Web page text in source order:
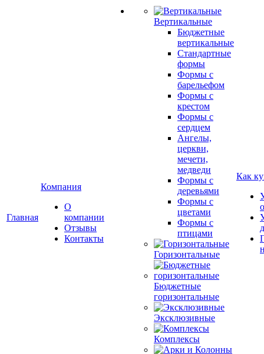
Главная
Компания
О
компании
Отзывы
Контакты
Вертикальные
Бюджетные
вертикальные
Стандартные
формы
Формы с
барельефом
Формы с
крестом
Формы с
сердцем
Ангелы,
церкви,
мечети,
медведи
Формы с
деревьями
Формы с
цветами
Формы с
птицами
Горизонтальные
Бюджетные
горизонтальные
Эксклюзивные
Комплексы
Как